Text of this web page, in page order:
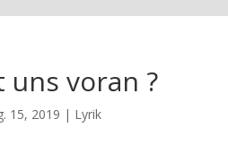
voran ?
15, 2019 | Lyrik